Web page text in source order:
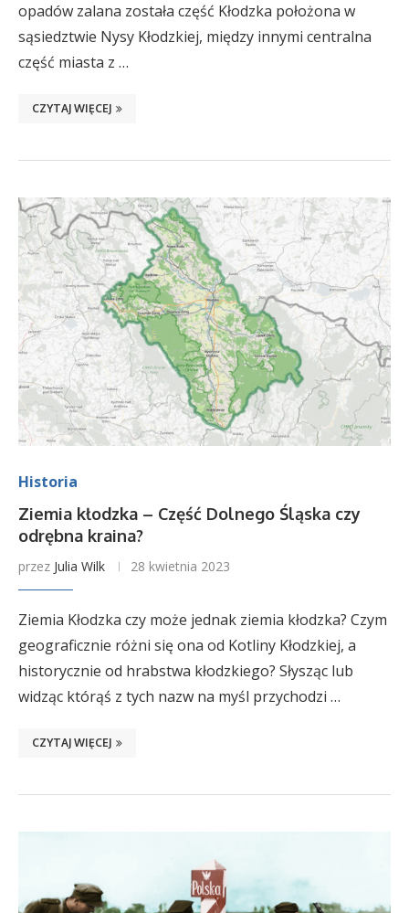
opadów zalana została część Kłodzka położona w
sąsiedztwie Nysy Kłodzkiej, między innymi centralna
część miasta z …
CZYTAJ WIĘCEJ
Historia
Ziemia kłodzka – Część Dolnego Śląska czy
odrębna kraina?
przez Julia Wilk 28 kwietnia 2023
Ziemia Kłodzka czy może jednak ziemia kłodzka? Czym
geograficznie różni się ona od Kotliny Kłodzkiej, a
historycznie od hrabstwa kłodzkiego? Słysząc lub
widząc którąś z tych nazw na myśl przychodzi …
CZYTAJ WIĘCEJ